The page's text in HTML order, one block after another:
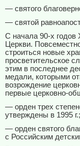
— святого
— святой
С начала 90-х годов
Церкви.
строиться новые
просветительское
этим в последнее
медали, которыми
возрождение
первые церковно-
— орден трех
утверждены в 1995 г.;
— орден святого
с Российским